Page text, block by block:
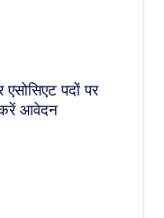
पदों पर
आवेदन